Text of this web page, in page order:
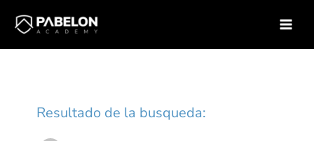
contenido
Inicio Daniel Trejo